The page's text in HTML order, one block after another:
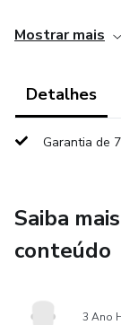
Mostrar mais
Detalhes
Garantia de
Saiba
conteúdo
3 Ano